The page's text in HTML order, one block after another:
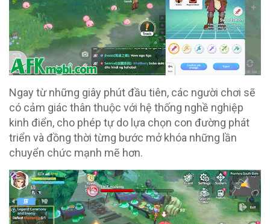
Ngay từ những giây phút đầu tiên, các người chơi sẽ
có cảm giác thân thuộc với hệ thống nghề nghiệp
kinh điển, cho phép tự do lựa chọn con đường phát
triển và đồng thời từng bước mở khóa những lần
chuyển chức mạnh mẽ hơn.